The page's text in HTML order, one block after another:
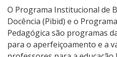
O Programa Institucional de
Docência (Pibid) e o
Pedagógica são programas
para o aperfeiçoamento e a